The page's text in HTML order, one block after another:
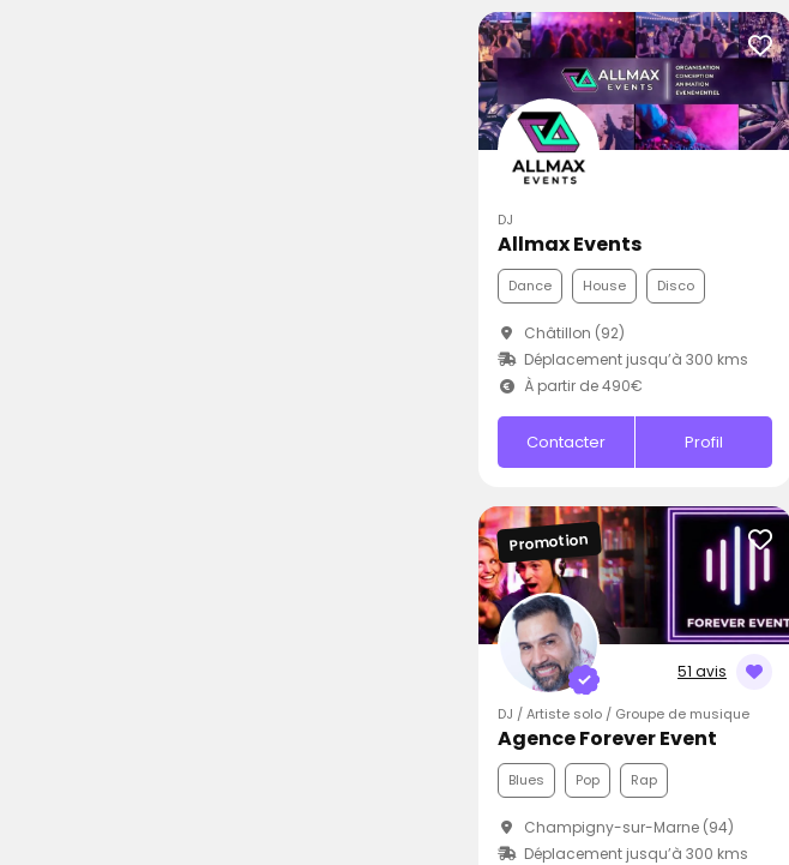
DJ
Allmax Events
Dance House Disco
Châtillon (92)
Déplacement jusqu’à 300 kms
À partir de 490€
Contacter Profil
51 avis
Promotion
DJ / Artiste solo / Groupe de musique
Agence Forever Event
Blues Pop Rap
Champigny-sur-Marne (94)
Déplacement jusqu’à 300 kms